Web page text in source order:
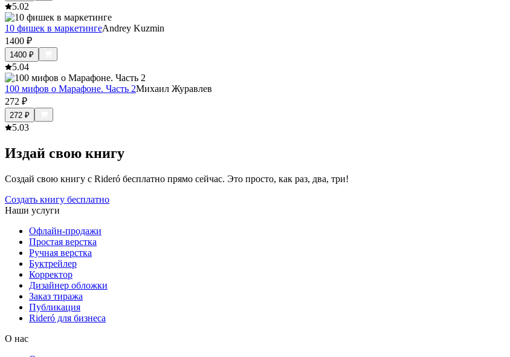
5.02
10 фишек в маркетингеAndrey Kuzmin
1400 ₽
1400 ₽
5.04
100 мифов о Марафоне. Часть 2Михаил Журавлев
272 ₽
272 ₽
5.03
Издай свою книгу
Создай свою книгу с Rideró бесплатно прямо сейчас. Это просто, как раз, два, три!
Создать книгу бесплатно
Наши услуги
Офлайн-продажи
Простая верстка
Ручная верстка
Буктрейлер
Корректор
Дизайнер обложки
Заказ тиража
Публикация
Rideró для бизнеса
О нас